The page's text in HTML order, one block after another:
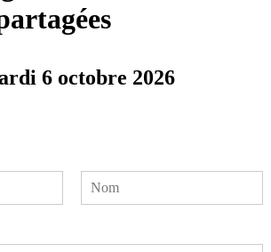
6 octobre 2026
m